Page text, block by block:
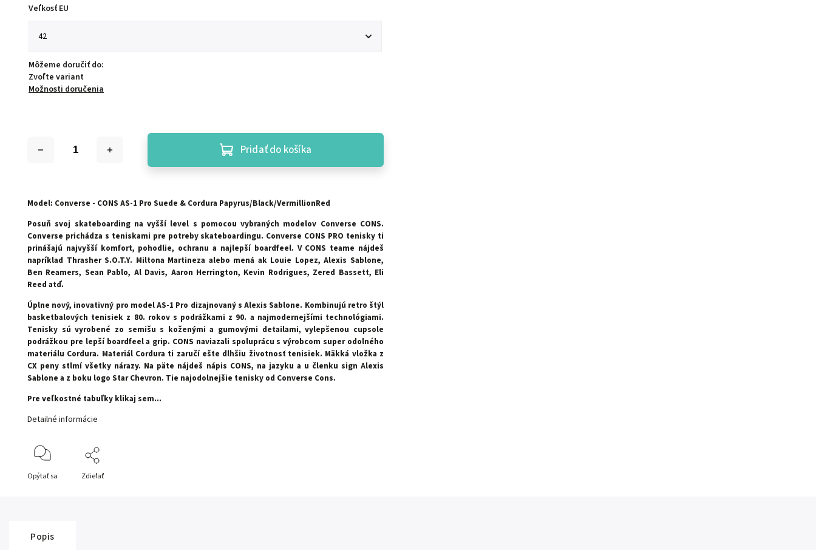
Veľkosť EU
Môžeme doručiť do:
Zvoľte variant
Možnosti doručenia
Pridať do košíka
Model: Converse - CONS AS-1 Pro Suede & Cordura Papyrus/Black/VermillionRed
Posuň svoj skateboarding na vyšší level s pomocou vybraných modelov Converse CONS.
Converse prichádza s teniskami pre potreby skateboardingu. Converse CONS PRO tenisky ti
prinášajú najvyšší komfort, pohodlie, ochranu a najlepší boardfeel. V CONS teame nájdeš
napríklad Thrasher S.O.T.Y. Miltona Martineza alebo mená ak Louie Lopez, Alexis Sablone,
Ben Reamers, Sean Pablo, Al Davis, Aaron Herrington, Kevin Rodrigues, Zered Bassett, Eli
Reed atď.
Úplne nový, inovativný pro model AS-1 Pro dizajnovaný s Alexis Sablone. Kombinujú retro štýl
basketbalových tenisiek z 80. rokov s podrážkami z 90. a najmodernejšími technológiami.
Tenisky sú vyrobené zo semišu s koženými a gumovými detailami, vylepšenou cupsole
podrážkou pre lepší boardfeel a grip. CONS naviazali spoluprácu s výrobcom super odolného
materiálu Cordura. Materiál Cordura ti zaručí ešte dlhšiu životnosť tenisiek. Mäkká vložka z
CX peny stlmí všetky nárazy. Na päte nájdeš nápis CONS, na jazyku a u členku sign Alexis
Sablone a z boku logo Star Chevron. Tie najodolnejšie tenisky od Converse Cons.
Pre veľkostné tabuľky klikaj sem...
Detailné informácie
Opýtať sa Zdieľať
Popis